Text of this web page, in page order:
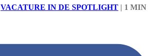
VACATURE IN DE SPOTLIGHT | 1 MIN